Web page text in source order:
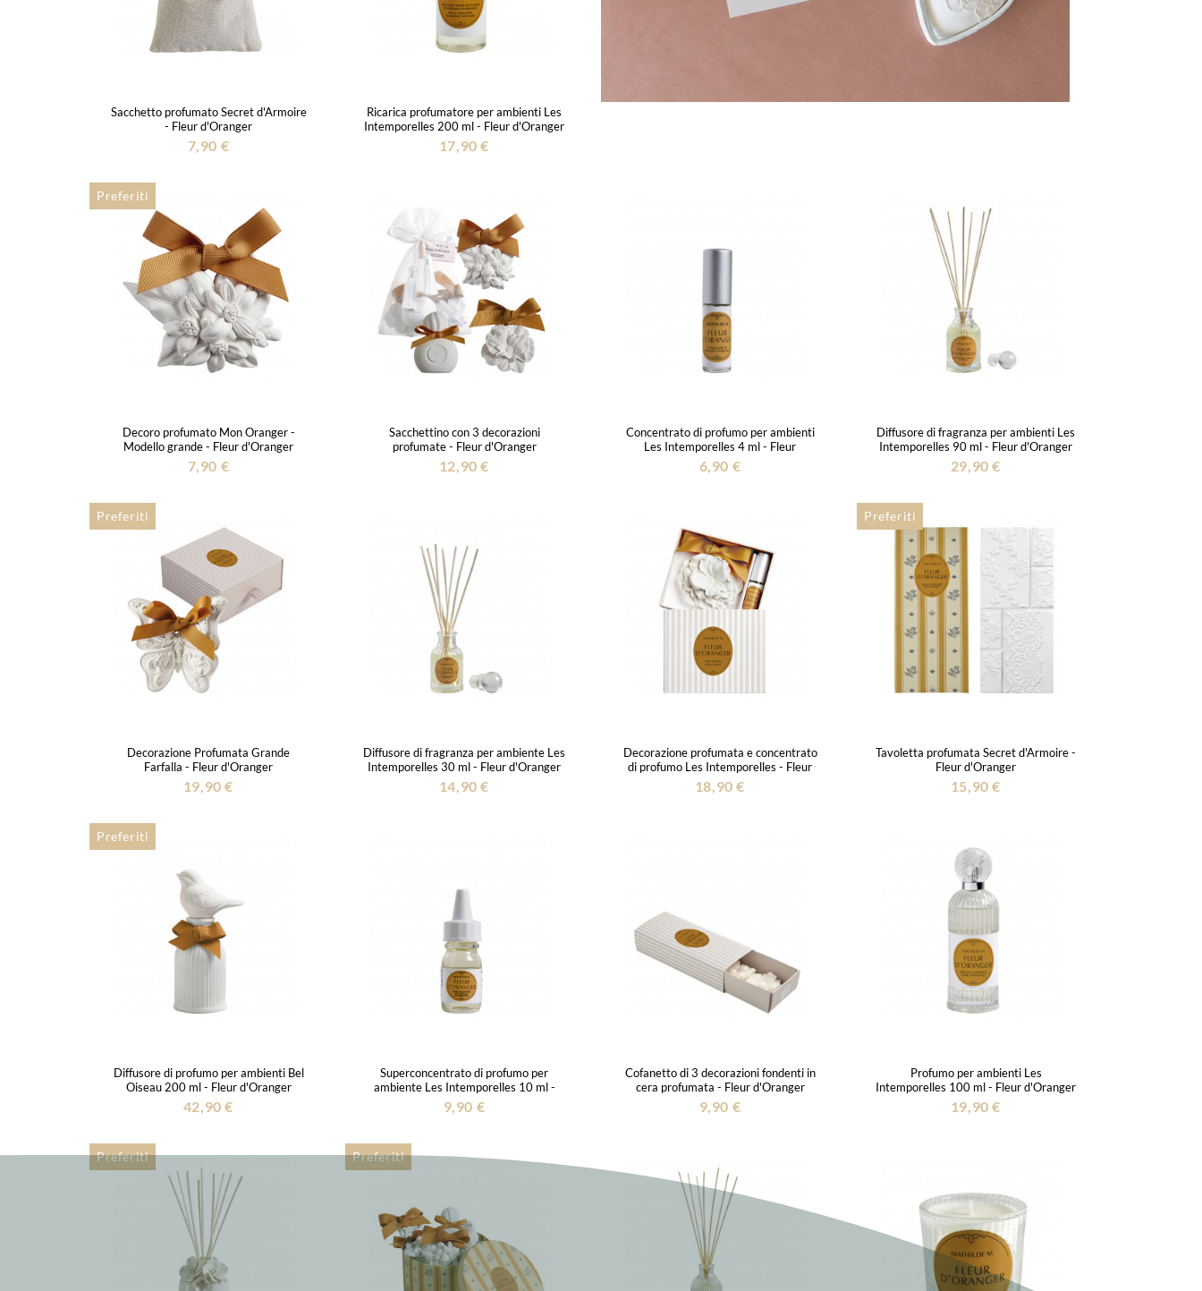
Sacchetto profumato Secret d'Armoire
- Fleur d'Oranger
7,90 €
Ricarica profumatore per ambienti Les
Intemporelles 200 ml - Fleur d'Oranger
17,90 €
Preferiti
Decoro profumato Mon Oranger -
Modello grande - Fleur d'Oranger
7,90 €
Sacchettino con 3 decorazioni
profumate - Fleur d'Oranger
12,90 €
Concentrato di profumo per ambienti
Les Intemporelles 4 ml - Fleur
d'Oranger
6,90 €
Diffusore di fragranza per ambienti Les
Intemporelles 90 ml - Fleur d'Oranger
29,90 €
Preferiti
Decorazione Profumata Grande
Farfalla - Fleur d'Oranger
19,90 €
Diffusore di fragranza per ambiente Les
Intemporelles 30 ml - Fleur d'Oranger
14,90 €
Decorazione profumata e concentrato
di profumo Les Intemporelles - Fleur
d'Oranger
18,90 €
Preferiti
Tavoletta profumata Secret d'Armoire -
Fleur d'Oranger
15,90 €
Preferiti
Diffusore di profumo per ambienti Bel
Oiseau 200 ml - Fleur d'Oranger
42,90 €
Superconcentrato di profumo per
ambiente Les Intemporelles 10 ml -
Fleur d'Oranger
9,90 €
Cofanetto di 3 decorazioni fondenti in
cera profumata - Fleur d'Oranger
9,90 €
Profumo per ambienti Les
Intemporelles 100 ml - Fleur d'Oranger
19,90 €
Preferiti Preferiti